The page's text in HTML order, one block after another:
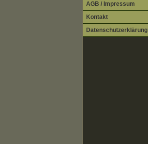
AGB / Impressum
Kontakt
Datenschutzerklärung